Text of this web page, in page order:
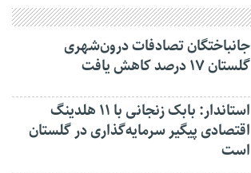
جانباختگان تصادفات درون‌شهری
گلستان ۱۷ درصد کاهش یافت
استاندار: بابک زنجانی با ۱۱ هلدینگ
اقتصادی پیگیر سرمایه‌گذاری در گلستان
است